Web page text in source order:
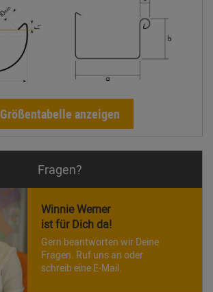
Größentabelle anzeigen
Fragen?
Winnie Werner
ist für Dich da!
Gern beantworten wir Deine
Fragen. Ruf uns an oder
schreib eine E-Mail.